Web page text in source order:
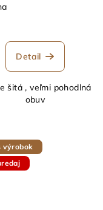
Detail
šitá , veľmi pohodlná
obuv
výrobok